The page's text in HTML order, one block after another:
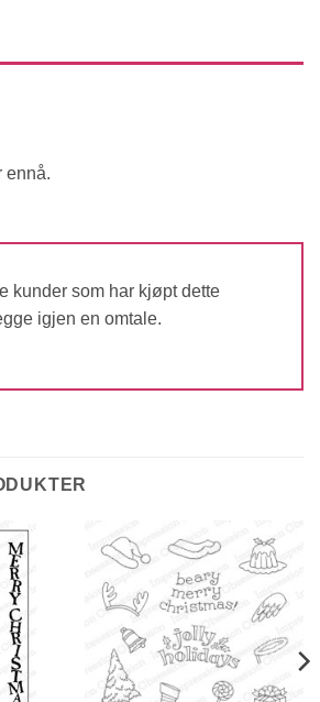
ennå.
kunder som har kjøpt dette
igjen en omtale.